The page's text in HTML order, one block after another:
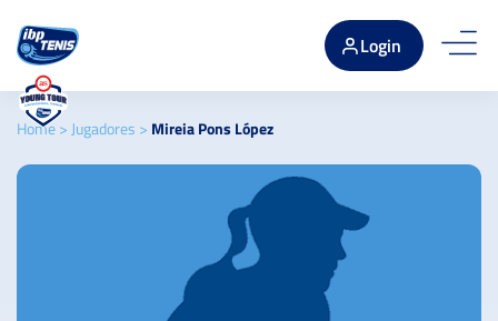
Login
Home> Jugadores > Mireia Pons López